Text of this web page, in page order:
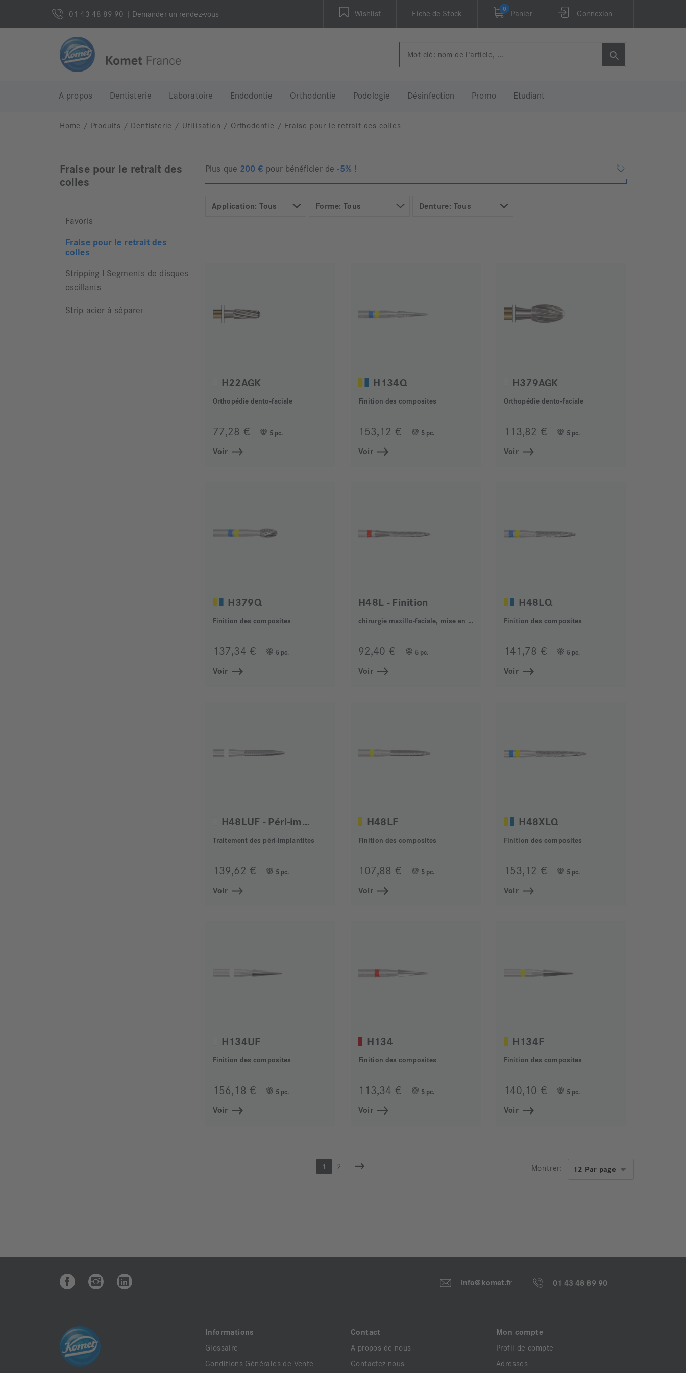
01 43 48 89 90 | Demander un rendez-vous Wishlist Fiche de Stock
0
Panier Connexion
A propos Dentisterie Laboratoire Endodontie Orthodontie Podologie Désinfection Promo Etudiant
Home / Produits / Dentisterie / Utilisation / Orthodontie / Fraise pour le retrait des colles
Fraise pour le retrait des
colles
Favoris
Fraise pour le retrait des
colles
Stripping I Segments de disques
oscillants
Strip acier à séparer
Plus que 200 € pour bénéficier de-5% !
Application: Tous Forme: Tous Denture: Tous
H22AGK
Orthopédie dento-faciale
77,28 € 5 pc.
Voir
H134Q
Finition des composites
153,12 € 5 pc.
Voir
H379AGK
Orthopédie dento-faciale
113,82 € 5 pc.
Voir
H379Q
Finition des composites
137,34 € 5 pc.
Voir
H48L - Finition
chirurgie maxillo-faciale, mise en forme des obturations
92,40 € 5 pc.
Voir
H48LQ
Finition des composites
141,78 € 5 pc.
Voir
H48LUF - Péri-implantites
Traitement des péri-implantites
139,62 € 5 pc.
Voir
H48LF
Finition des composites
107,88 € 5 pc.
Voir
H48XLQ
Finition des composites
153,12 € 5 pc.
Voir
H134UF
Finition des composites
156,18 € 5 pc.
Voir
H134
Finition des composites
113,34 € 5 pc.
Voir
H134F
Finition des composites
140,10 € 5 pc.
Voir
1 2 Montrer:
info@komet.fr 01 43 48 89 90
Informations
Glossaire
Conditions Générales de Vente
Contact
A propos de nous
Contactez-nous
Mon compte
Profil de compte
Adresses